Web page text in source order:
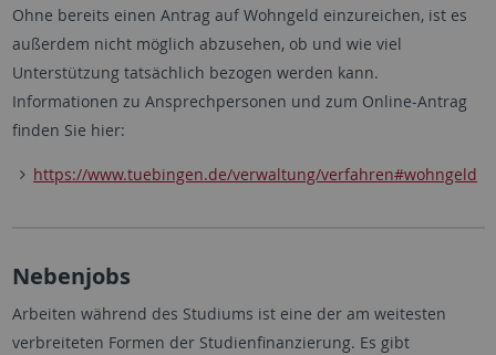
Ohne bereits einen Antrag auf Wohngeld einzureichen, ist es
außerdem nicht möglich abzusehen, ob und wie viel
Unterstützung tatsächlich bezogen werden kann.
Informationen zu Ansprechpersonen und zum Online-Antrag
finden Sie hier:
https://www.tuebingen.de/verwaltung/verfahren#wohngeld
Nebenjobs
Arbeiten während des Studiums ist eine der am weitesten
verbreiteten Formen der Studienfinanzierung. Es gibt